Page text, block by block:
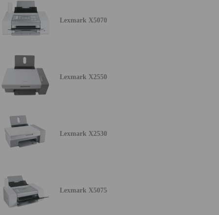
Lexmark X5070
Lexmark X2550
Lexmark X2530
Lexmark X5075